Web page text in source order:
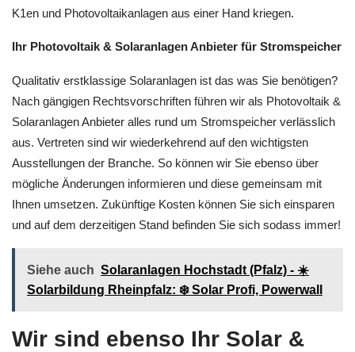
K1en und Photovoltaikanlagen aus einer Hand kriegen.
Ihr Photovoltaik & Solaranlagen Anbieter für Stromspeicher
Qualitativ erstklassige Solaranlagen ist das was Sie benötigen?
Nach gängigen Rechtsvorschriften führen wir als Photovoltaik &
Solaranlagen Anbieter alles rund um Stromspeicher verlässlich
aus. Vertreten sind wir wiederkehrend auf den wichtigsten
Ausstellungen der Branche. So können wir Sie ebenso über
mögliche Änderungen informieren und diese gemeinsam mit
Ihnen umsetzen. Zukünftige Kosten können Sie sich einsparen
und auf dem derzeitigen Stand befinden Sie sich sodass immer!
Siehe auch Solaranlagen Hochstadt (Pfalz) - ☀️
Solarbildung Rheinpfalz: ❄️ Solar Profi, Powerwall
Wir sind ebenso Ihr Solar &